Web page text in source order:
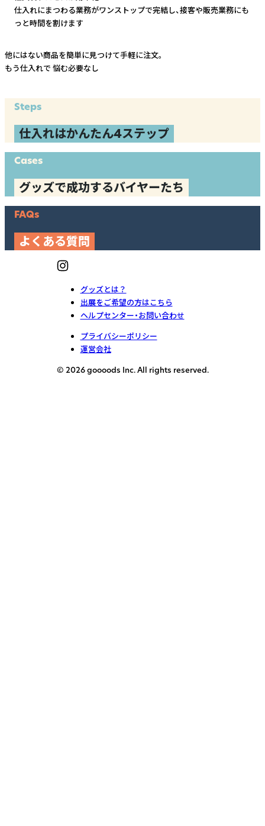
仕入れにまつわる業務がワンストップで完結し、接客や販売業務にも
っと時間を割けます
他にはない商品を簡単に見つけて手軽に注文。
もう仕入れで 悩む必要なし
Steps
仕入れはかんたん4ステップ
Cases
グッズで成功するバイヤーたち
FAQs
よくある質問
グッズとは？
出展をご希望の方はこちら
ヘルプセンター・お問い合わせ
プライバシーポリシー
運営会社
© 2026 goooods Inc. All rights reserved.